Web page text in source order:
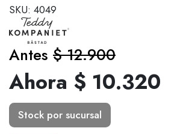
SKU: 4049
Antes $ 12.900
Ahora $ 10.320
Stock por sucursal